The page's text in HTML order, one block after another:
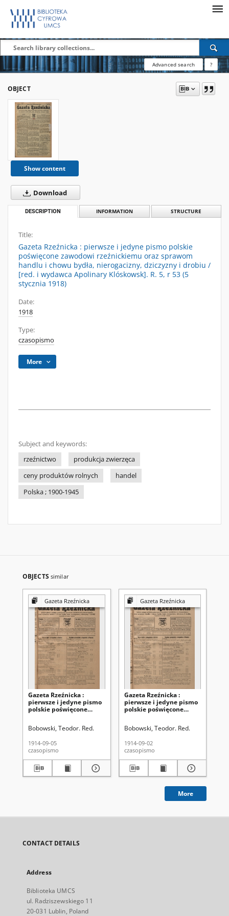
Advanced search ?
OBJECT
Show content
Download
DESCRIPTION INFORMATION STRUCTURE
Title:
Gazeta Rzeźnicka : pierwsze i jedyne pismo polskie
poświęcone zawodowi rzeźnickiemu oraz sprawom
handlu i chowu bydła, nierogacizny, dziczyzny i drobiu /
[red. i wydawca Apolinary Klóskowsk]. R. 5, r 53 (5
stycznia 1918)
Date:
1918
Type:
czasopismo
More
Subject and keywords:
rzeźnictwo
produkcja zwierzęca
ceny produktów rolnych
handel
Polska ; 1900-1945
OBJECTS similar
Gazeta Rzeźnicka
Gazeta Rzeźnicka :
pierwsze i jedyne pismo
polskie poświęcone
chowu bydła,
drobiu / [red. Teodor
Bobowski]. R. 1, Nr 83 (5
września 1914)
Bobowski, Teodor. Red.
1914-09-05
czasopismo
Gazeta Rzeźnicka
Gazeta Rzeźnicka :
pierwsze i jedyne pismo
polskie poświęcone
chowu bydła,
drobiu / [red. Teodor
Bobowski]. R. 1, Nr 82 (2
września 1914)
Bobowski, Teodor. Red.
1914-09-02
czasopismo
More
CONTACT DETAILS
Address
Biblioteka UMCS
ul. Radziszewskiego 11
20-031 Lublin, Poland